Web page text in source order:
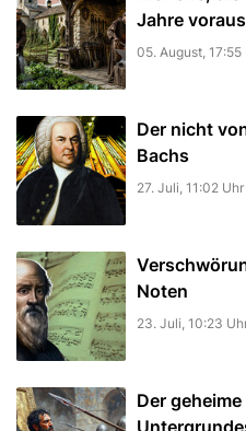
Jahre
05. August, 17:55
Der nicht
Bachs
27. Juli, 11:02 Uhr
Noten
23. Juli, 10:23
Der